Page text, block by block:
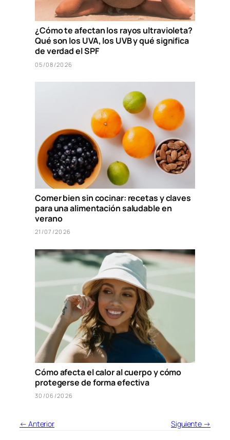
¿Cómo te afectan los rayos ultravioleta?
Qué son los UVA, los UVB y qué significa
de verdad el SPF
05/08/2026
Comer bien sin cocinar: recetas y claves
para una alimentación saludable en
verano
21/07/2026
Cómo afecta el calor al cuerpo y cómo
protegerse de forma efectiva
30/06/2026
← Anterior Siguiente →